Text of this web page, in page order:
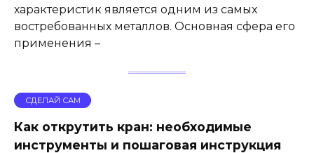
характеристик является одним из самых
востребованных металлов. Основная сфера его
применения –
СДЕЛАЙ САМ
Как открутить кран: необходимые
инструменты и пошаговая инструкция